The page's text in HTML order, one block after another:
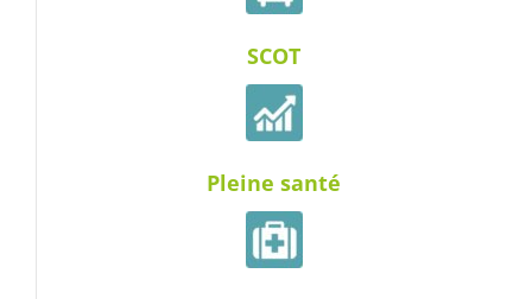
SCOT
Pleine santé